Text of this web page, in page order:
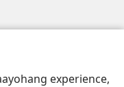
experience,